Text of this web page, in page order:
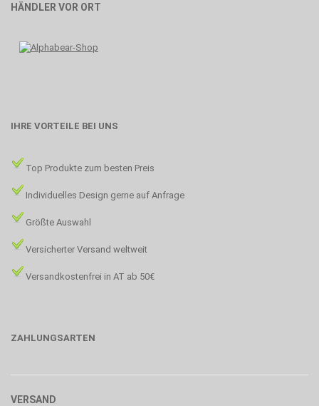
HÄNDLER VOR ORT
IHRE VORTEILE BEI UNS
Top Produkte zum besten Preis
Individuelles Design gerne auf Anfrage
Größte Auswahl
Versicherter Versand weltweit
Versandkostenfrei in AT ab 50€
ZAHLUNGSARTEN
VERSAND